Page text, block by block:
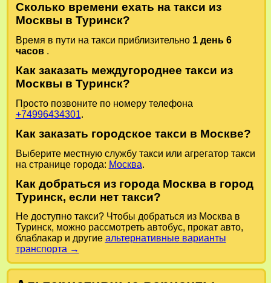
Сколько времени ехать на такси из
Москвы в Туринск?
Время в пути на такси приблизительно 1 день 6
часов .
Как заказать междугороднее такси из
Москвы в Туринск?
Просто позвоните по номеру телефона
+74996434301.
Как заказать городское такси в Москве?
Выберите местную службу такси или агрегатор такси
на странице города: Москва.
Как добраться из города Москва в город
Туринск, если нет такси?
Не доступно такси? Чтобы добраться из Москва в
Туринск, можно рассмотреть автобус, прокат авто,
блаблакар и другие альтернативные варианты
транспорта →